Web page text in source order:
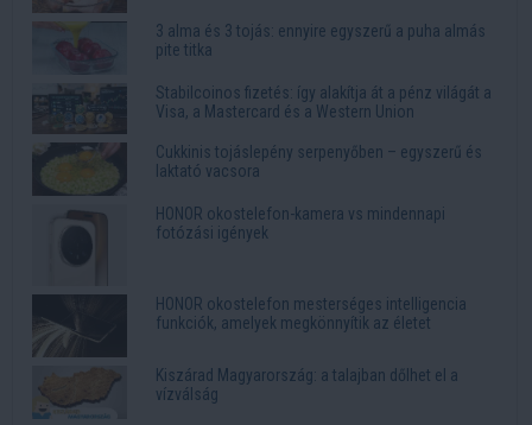
3 alma és 3 tojás: ennyire egyszerű a puha almás
pite titka
Stabilcoinos fizetés: így alakítja át a pénz világát a
Visa, a Mastercard és a Western Union
Cukkinis tojáslepény serpenyőben – egyszerű és
laktató vacsora
HONOR okostelefon-kamera vs mindennapi
fotózási igények
HONOR okostelefon mesterséges intelligencia
funkciók, amelyek megkönnyítik az életet
Kiszárad Magyarország: a talajban dőlhet el a
vízválság